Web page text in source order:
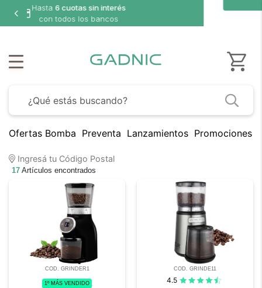
Ofertas Bomba Preventa Lanzamientos Promociones
Ingresá tu Código Postal
17 Artículos encontrados
COD. GRINDER1
1º MÁS VENDIDO
COD. GRINDE11
4.5